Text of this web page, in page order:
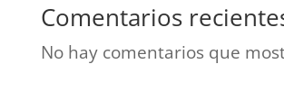
Comentarios
No hay comentarios que